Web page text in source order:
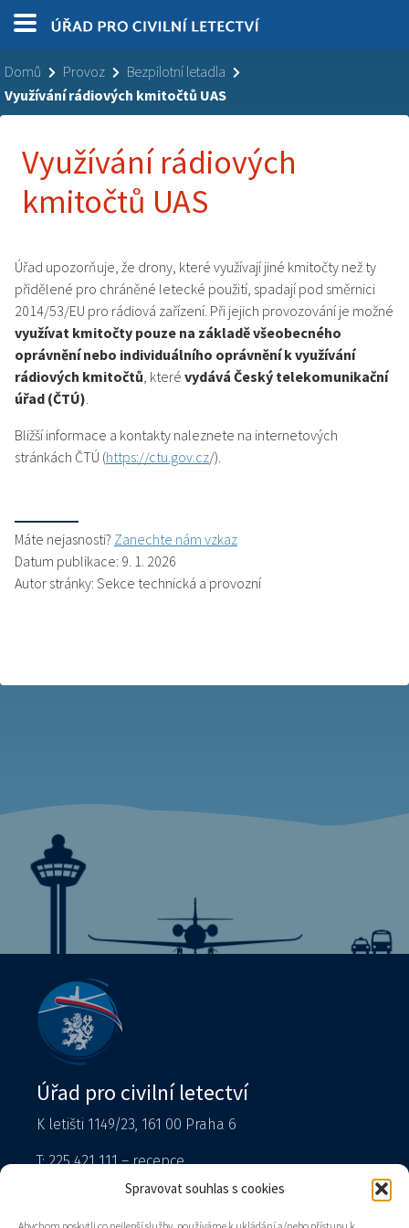
Spravovat souhlas s cookies
Domů Provoz
Bezpilotní letadla
Využívání rádiových kmitočtů UAS
Využívání rádiových
kmitočtů UAS
Úřad upozorňuje, že drony, které využívají jiné kmitočty než ty
přidělené pro chráněné letecké použití, spadají pod směrnici
2014/53/EU pro rádiová zařízení. Při jejich provozování je možné
využívat kmitočty pouze na základě všeobecného
oprávnění nebo individuálního oprávnění k využívání
rádiových kmitočtů, které vydává Český telekomunikační
úřad (ČTÚ).
Bližší informace a kontakty naleznete na internetových
stránkách ČTÚ (https://ctu.gov.cz/).
Máte nejasnosti? Zanechte nám vzkaz
Datum publikace: 9. 1. 2026
Autor stránky: Sekce technická a provozní
Úřad pro civilní letectví
K letišti 1149/23, 161 00 Praha 6
T: 225 421 111 – recepce
podatelna@caa.gov.cz